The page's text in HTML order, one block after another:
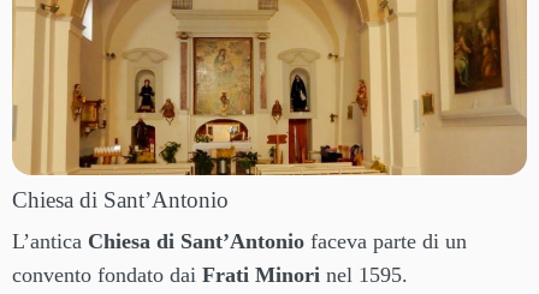
Chiesa di Sant’Antonio
L’antica Chiesa di Sant’Antonio faceva parte di un
convento fondato dai Frati Minori nel 1595.